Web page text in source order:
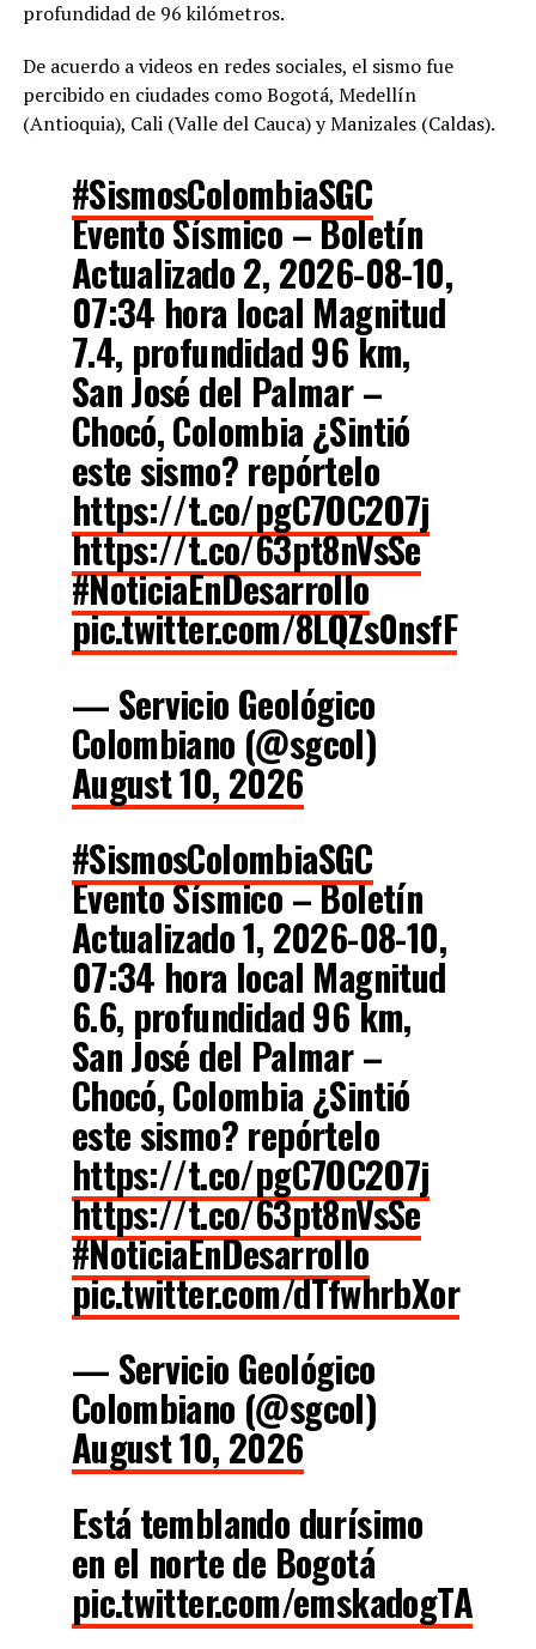
profundidad de 96 kilómetros.
De acuerdo a videos en redes sociales, el sismo fue
percibido en ciudades como Bogotá, Medellín
(Antioquia), Cali (Valle del Cauca) y Manizales (Caldas).
#SismosColombiaSGC
Evento Sísmico – Boletín
Actualizado 2, 2026-08-10,
07:34 hora local Magnitud
7.4, profundidad 96 km,
San José del Palmar –
Chocó, Colombia ¿Sintió
este sismo? repórtelo
https://t.co/pgC7OC2O7j
https://t.co/63pt8nVsSe
#NoticiaEnDesarrollo
pic.twitter.com/8LQZs0nsfF
— Servicio Geológico
Colombiano (@sgcol)
August 10, 2026
#SismosColombiaSGC
Evento Sísmico – Boletín
Actualizado 1, 2026-08-10,
07:34 hora local Magnitud
6.6, profundidad 96 km,
San José del Palmar –
Chocó, Colombia ¿Sintió
este sismo? repórtelo
https://t.co/pgC7OC2O7j
https://t.co/63pt8nVsSe
#NoticiaEnDesarrollo
pic.twitter.com/dTfwhrbXor
— Servicio Geológico
Colombiano (@sgcol)
August 10, 2026
Está temblando durísimo
en el norte de Bogotá
pic.twitter.com/emskadogTA